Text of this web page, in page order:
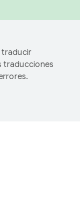
traducir
traducciones